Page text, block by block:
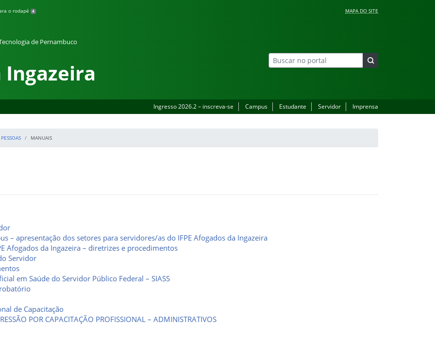
o rodapé 4 MAPA DO SITE
de Pernambuco
Ingazeira
Ingresso 2026.2 – inscreva-se Campus Estudante Servidor Imprensa
MANUAIS
– apresentação dos setores para servidores/as do IFPE Afogados da Ingazeira
Afogados da Ingazeira – diretrizes e procedimentos
Servidor
em Saúde do Servidor Público Federal – SIASS
de Capacitação
POR CAPACITAÇÃO PROFISSIONAL – ADMINISTRATIVOS